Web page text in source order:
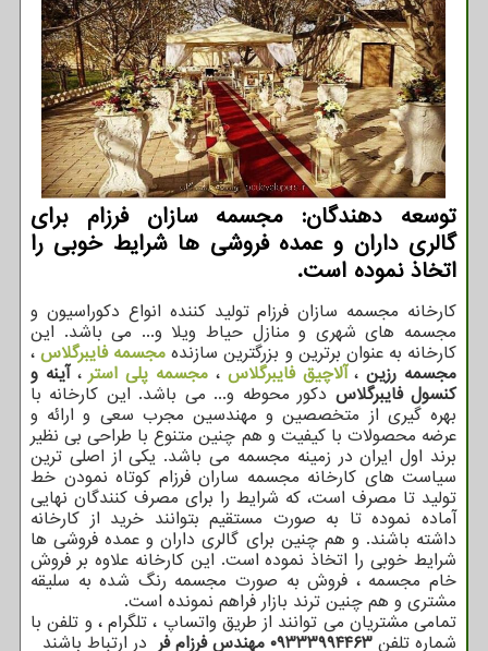
توسعه دهندگان: مجسمه سازان فرزام برای
گالری داران و عمده فروشی ها شرایط خوبی را
اتخاذ نموده است.
کارخانه مجسمه سازان فرزام تولید کننده انواع دکوراسیون و
مجسمه های شهری و منازل حیاط ویلا و... می باشد. این
کارخانه به عنوان برترین ‌و بزرگترین سازنده مجسمه فایبرگلاس،
مجسمه رزین،آلاچیق فایبرگلاس ، مجسمه پلی استر،آینه و
کنسول فایبرگلاس دکور محوطه و... می باشد. این کارخانه با
بهره گیری از متخصصین و مهندسین مجرب سعی و ارائه و
عرضه محصولات با کیفیت و هم چنین متنوع با طراحی بی نظیر
برند اول ایران در زمینه مجسمه می باشد. یکی از اصلی ترین
سیاست های کارخانه مجسمه ساران فرزام کوتاه نمودن خط
تولید تا مصرف است، که شرایط را برای مصرف کنندگان نهایی
آماده نموده تا به صورت مستقیم بتوانند خرید از کارخانه
داشته باشند. و هم چنین برای گالری داران و عمده فروشی ها
شرایط خوبی را اتخاذ نموده است. این کارخانه علاوه بر فروش
خام مجسمه ، فروش به صورت مجسمه رنگ شده به سلیقه
مشتری و هم چنین ترند بازار فراهم نمونده است.
تمامی مشتریان می توانند از طریق واتساپ ، تلگرام ، و تلفن با
شماره تلفن ۰۹۳۳۳۹۹۴۴۶۳ مهندس فرزام فر
در ارتباط باشند